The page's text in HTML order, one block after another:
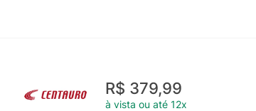
R$ 379,99
à vista ou até 12x